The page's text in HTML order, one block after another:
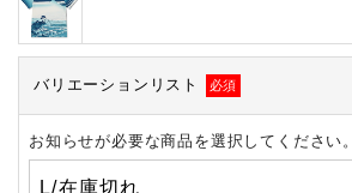
バリエーションリスト 必須
お知らせが必要な商品を選択してください。